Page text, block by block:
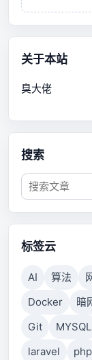
关于本站
臭大佬
搜索
标签云
AI 算法
Docker
暗
Git
MYSQL
laravel
php